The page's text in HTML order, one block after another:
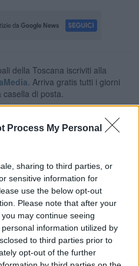
Process My Personal
sharing to third parties, or
sensitive information for
use the below opt-out
Please note that after your
may continue seeing
information utilized by
to third parties prior to
opt-out of the further
della Toscana iscriviti alla
Arriva gratis tutti i giorni
di posta.
di Nadio Stronchi